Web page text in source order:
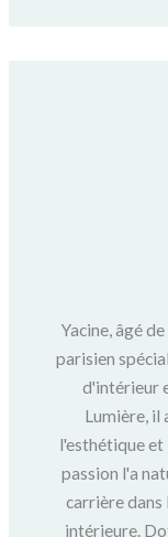
Yacine, âgé
parisien
d'intérieur
Lumière, il
l'esthétique et
passion l'a
carrière dans
intérieure.